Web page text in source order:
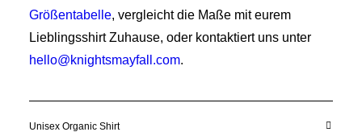
Größentabelle, vergleicht die Maße mit eurem
Lieblingsshirt Zuhause, oder kontaktiert uns unter
hello@knightsmayfall.com.
Unisex Organic Shirt